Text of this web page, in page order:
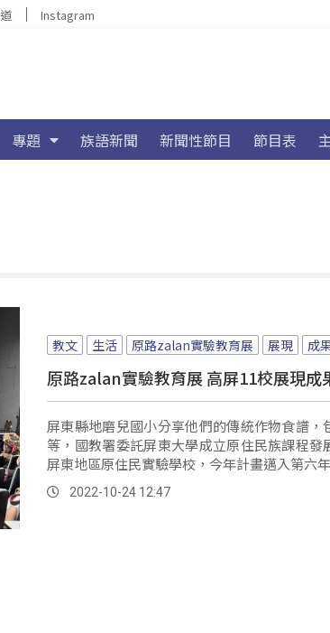
Instagram
專題 族語新聞 新聞性節目 節目表
教文 生活 原路zalan實驗教育展 展現 成
原路zalan實驗教育展 高屏11校展現成
屏東縣地磨兒國小分享他們的傳統作物食譜
等，國教署委託屏東大學成立原住民族課程發
屏東地區原住民實驗學校，今年計畫邁入第六
學校及學生的成果。
2022-10-24 12:47